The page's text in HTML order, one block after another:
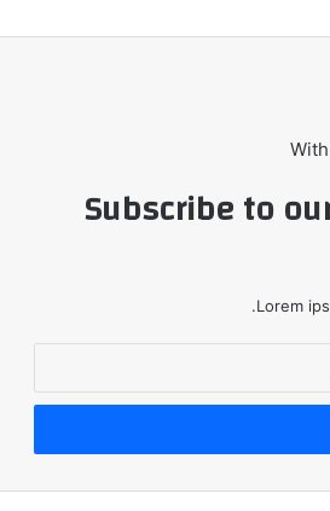
Subscribe to
Lorem